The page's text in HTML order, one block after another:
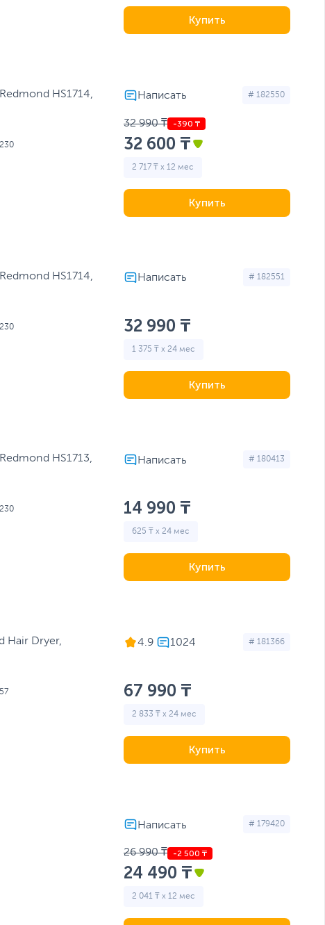
Купить
HS1714,
230
# 182550
32 990 ₸
32 600 ₸
2 717 ₸ x 12 мес
Купить
HS1714,
230
# 182551
32 990 ₸
1 375 ₸ x 24 мес
Купить
HS1713,
230
# 180413
14 990 ₸
625 ₸ x 24 мес
Купить
Hair Dryer,
57
4.9 # 181366
67 990 ₸
2 833 ₸ x 24 мес
Купить
# 179420
26 990 ₸
24 490 ₸
2 041 ₸ x 12 мес